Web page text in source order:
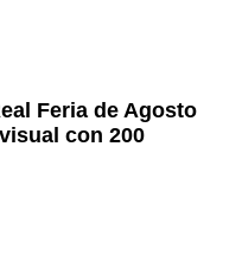
Feria de Agosto
con 200